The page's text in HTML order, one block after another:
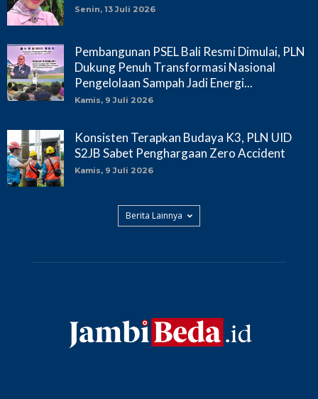
Senin, 13 Juli 2026
Pembangunan PSEL Bali Resmi Dimulai, PLN
Dukung Penuh Transformasi Nasional
Pengelolaan Sampah Jadi Energi...
Kamis, 9 Juli 2026
Konsisten Terapkan Budaya K3, PLN UID
S2JB Sabet Penghargaan Zero Accident
Kamis, 9 Juli 2026
Berita Lainnya